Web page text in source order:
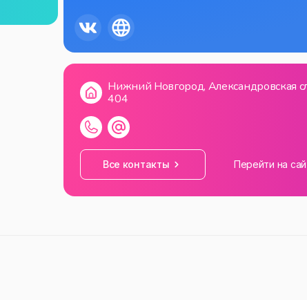
Нижний Новгород, Александровская
404
Все контакты Перейти на